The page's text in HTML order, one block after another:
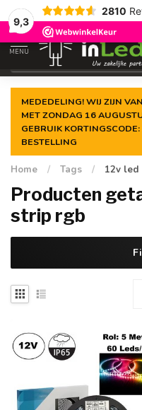
9,3
2810
Gegarandeerde de
MENU
MEDEDELING! WIJ ZIJN
MET ZONDAG 16
GEBRUIK
BESTELLING
Home / Tags / 12v
Producten
strip rgb